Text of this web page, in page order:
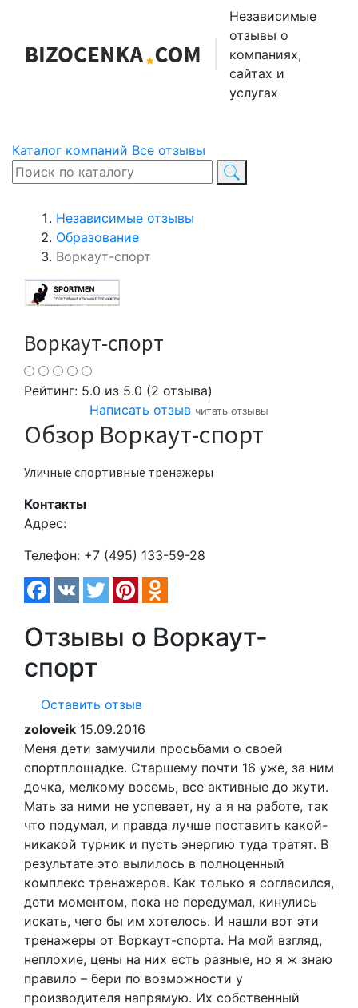
Независимые
отзывы о
компаниях,
сайтах и
услугах
Каталог компаний Все отзывы
Независимые отзывы
Образование
Воркаут-спорт
Воркаут-спорт
Рейтинг: 5.0 из 5.0 (2 отзыва)
Написать отзыв читать отзывы
Обзор Воркаут-спорт
Уличные спортивные тренажеры
Контакты
Адрес:
Телефон: +7 (495) 133-59-28
Отзывы о Воркаут-
спорт
Оставить отзыв
zoloveik 15.09.2016
Меня дети замучили просьбами о своей
спортплощадке. Старшему почти 16 уже, за ним
дочка, мелкому восемь, все активные до жути.
Мать за ними не успевает, ну а я на работе, так
что подумал, и правда лучше поставить какой-
никакой турник и пусть энергию туда тратят. В
результате это вылилось в полноценный
комплекс тренажеров. Как только я согласился,
дети моментом, пока не передумал, кинулись
искать, чего бы им хотелось. И нашли вот эти
тренажеры от Воркаут-спорта. На мой взгляд,
неплохие, цены на них есть разные, но я ж знаю
правило – бери по возможности у
производителя напрямую. Их собственный